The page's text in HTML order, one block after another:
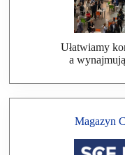
Ułatwiamy
a
Magazyn